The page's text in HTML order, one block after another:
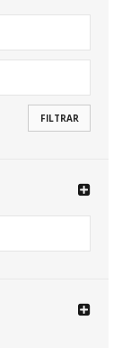
FILTRAR